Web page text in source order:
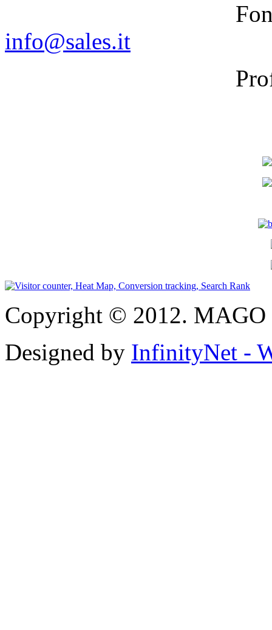
Fondazione
info@sales.it
Prof. Silvana:
Copyright © 2012. MAGO
Designed by InfinityNet -